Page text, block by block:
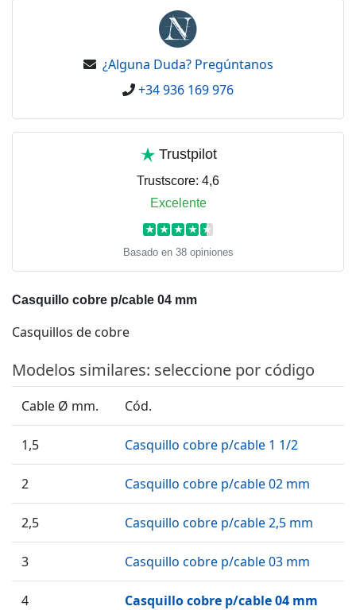
¿Alguna Duda? Pregúntanos
+34 936 169 976
Trustpilot
Trustscore: 4,6
Excelente
★ ★ ★ ★ ★
Basado en 38 opiniones
Casquillo cobre p/cable 04 mm
Casquillos de cobre
Modelos similares: seleccione por código
Cable Ø mm. Cód.
1,5 Casquillo cobre p/cable 1 1/2
2 Casquillo cobre p/cable 02 mm
2,5 Casquillo cobre p/cable 2,5 mm
3 Casquillo cobre p/cable 03 mm
4 Casquillo cobre p/cable 04 mm